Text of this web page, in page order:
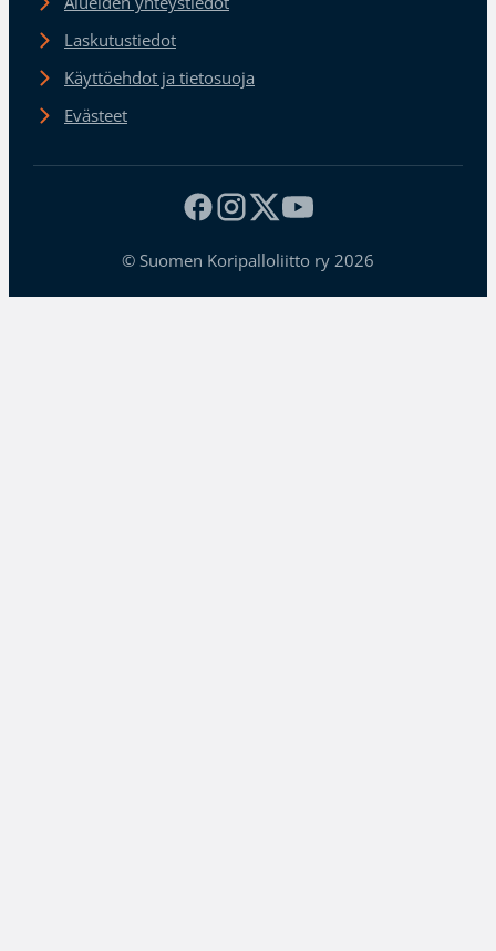
Laskutustiedot
Käyttöehdot ja tietosuoja
Evästeet
© Suomen Koripalloliitto ry 2026